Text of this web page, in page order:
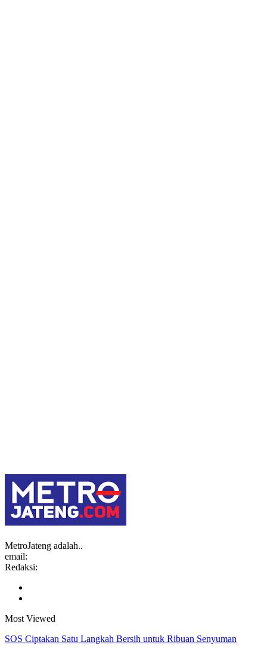
MetroJateng adalah..
email:
Redaksi:
Most Viewed
SOS Ciptakan Satu Langkah Bersih untuk Ribuan Senyuman